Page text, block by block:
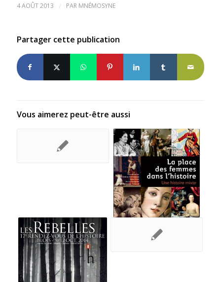
4 AOÛT 2013 / PAR MNÉMOSYNE
Partager cette publication
Vous aimerez peut-être aussi